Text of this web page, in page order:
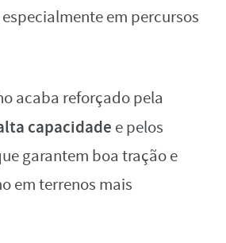
em percursos
acaba reforçado pela
capacidade e pelos
garantem boa tração e
em terrenos mais